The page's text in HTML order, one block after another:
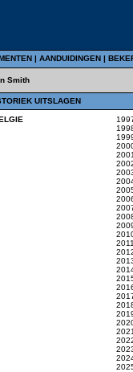
| AANDUIDINGEN |
Smith
UITSLAGEN